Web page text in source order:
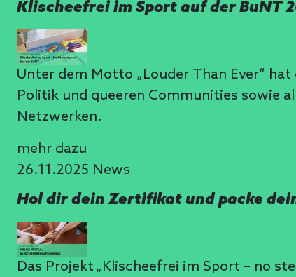
Klischeefrei im Sport auf der BuNT
Unter dem Motto „Louder Than Ever“
Politik und queeren Communities sowie
Netzwerken.
mehr dazu
26.11.2025 News
Hol dir dein Zertifikat und packe
Das Projekt „Klischeefrei im Sport – no